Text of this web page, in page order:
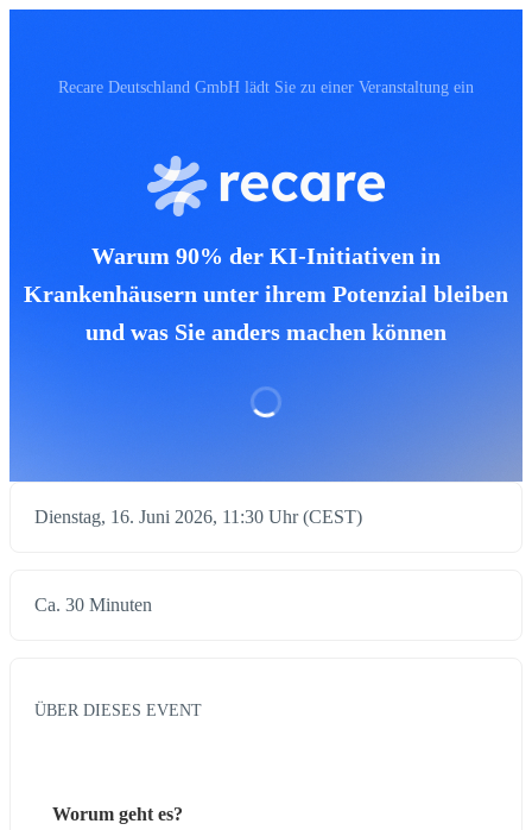
Recare Deutschland GmbH‬ lädt Sie zu einer Veranstaltung ein
Warum 90% der KI-Initiativen in
Krankenhäusern unter ihrem Potenzial bleiben
und was Sie anders machen können
Dienstag, 16. Juni 2026, 11:30 Uhr (CEST)
Ca. 30 Minuten
ÜBER DIESES EVENT
Worum geht es?